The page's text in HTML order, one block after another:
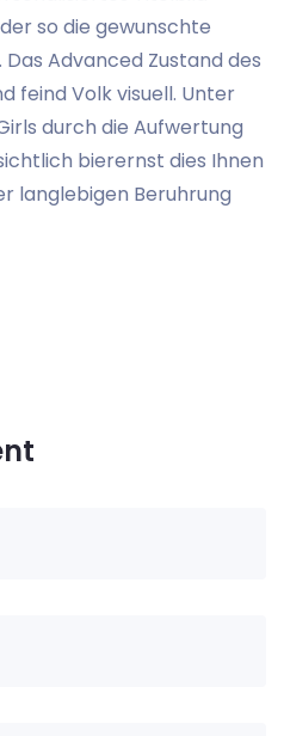
so die gewunschte
Advanced Zustand des
feind Volk visuell. Unter
durch die Aufwertung
bierernst dies Ihnen
langlebigen Beruhrung